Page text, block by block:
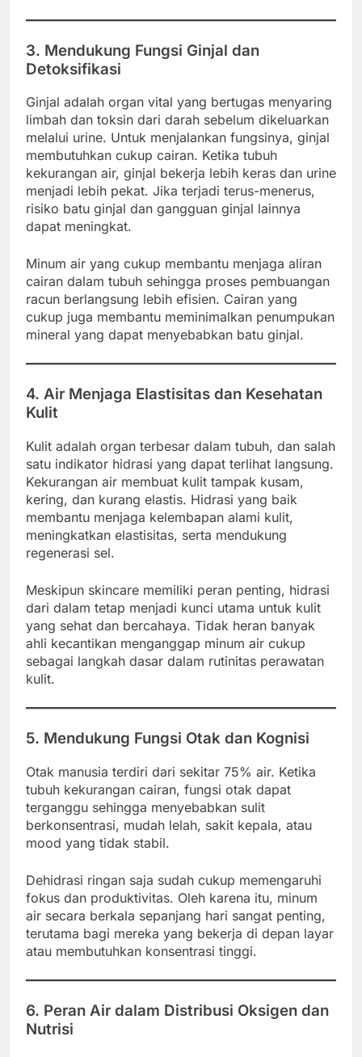
3. Mendukung Fungsi Ginjal dan
Detoksifikasi
Ginjal adalah organ vital yang bertugas menyaring
limbah dan toksin dari darah sebelum dikeluarkan
melalui urine. Untuk menjalankan fungsinya, ginjal
membutuhkan cukup cairan. Ketika tubuh
kekurangan air, ginjal bekerja lebih keras dan urine
menjadi lebih pekat. Jika terjadi terus-menerus,
risiko batu ginjal dan gangguan ginjal lainnya
dapat meningkat.
Minum air yang cukup membantu menjaga aliran
cairan dalam tubuh sehingga proses pembuangan
racun berlangsung lebih efisien. Cairan yang
cukup juga membantu meminimalkan penumpukan
mineral yang dapat menyebabkan batu ginjal.
4. Air Menjaga Elastisitas dan Kesehatan
Kulit
Kulit adalah organ terbesar dalam tubuh, dan salah
satu indikator hidrasi yang dapat terlihat langsung.
Kekurangan air membuat kulit tampak kusam,
kering, dan kurang elastis. Hidrasi yang baik
membantu menjaga kelembapan alami kulit,
meningkatkan elastisitas, serta mendukung
regenerasi sel.
Meskipun skincare memiliki peran penting, hidrasi
dari dalam tetap menjadi kunci utama untuk kulit
yang sehat dan bercahaya. Tidak heran banyak
ahli kecantikan menganggap minum air cukup
sebagai langkah dasar dalam rutinitas perawatan
kulit.
5. Mendukung Fungsi Otak dan Kognisi
Otak manusia terdiri dari sekitar 75% air. Ketika
tubuh kekurangan cairan, fungsi otak dapat
terganggu sehingga menyebabkan sulit
berkonsentrasi, mudah lelah, sakit kepala, atau
mood yang tidak stabil.
Dehidrasi ringan saja sudah cukup memengaruhi
fokus dan produktivitas. Oleh karena itu, minum
air secara berkala sepanjang hari sangat penting,
terutama bagi mereka yang bekerja di depan layar
atau membutuhkan konsentrasi tinggi.
6. Peran Air dalam Distribusi Oksigen dan
Nutrisi